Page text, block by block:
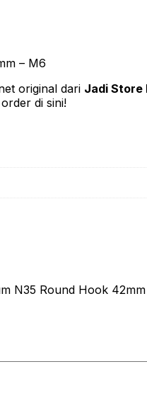
– M6
original dari Jadi Store
di sini!
N35 Round Hook